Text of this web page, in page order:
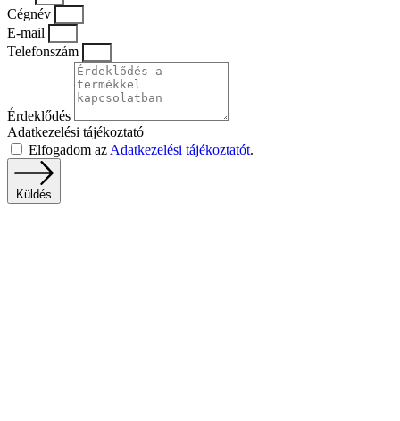
Cégnév
E-mail
Telefonszám
Érdeklődés
Adatkezelési tájékoztató
Elfogadom azAdatkezelési tájékoztatót.
Küldés